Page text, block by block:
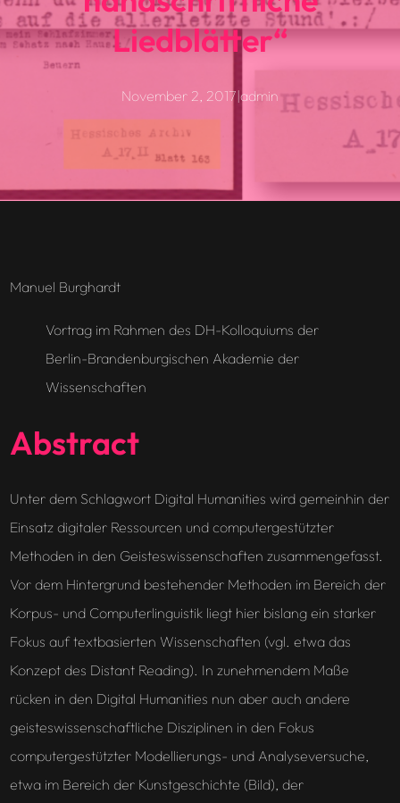
Liedblätter“
November 2, 2017|admin
Manuel Burghardt
Vortrag im Rahmen des DH-Kolloquiums der
Berlin-Brandenburgischen Akademie der
Wissenschaften
Abstract
Unter dem Schlagwort Digital Humanities wird gemeinhin der
Einsatz digitaler Ressourcen und computergestützter
Methoden in den Geisteswissenschaften zusammengefasst.
Vor dem Hintergrund bestehender Methoden im Bereich der
Korpus- und Computerlinguistik liegt hier bislang ein starker
Fokus auf textbasierten Wissenschaften (vgl. etwa das
Konzept des Distant Reading). In zunehmendem Maße
rücken in den Digital Humanities nun aber auch andere
geisteswissenschaftliche Disziplinen in den Fokus
computergestützter Modellierungs- und Analyseversuche,
etwa im Bereich der Kunstgeschichte (Bild), der